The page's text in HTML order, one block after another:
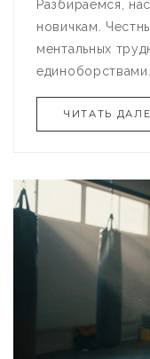
Разбираемся,
новичкам.
ментальных
ЧИТАТЬ